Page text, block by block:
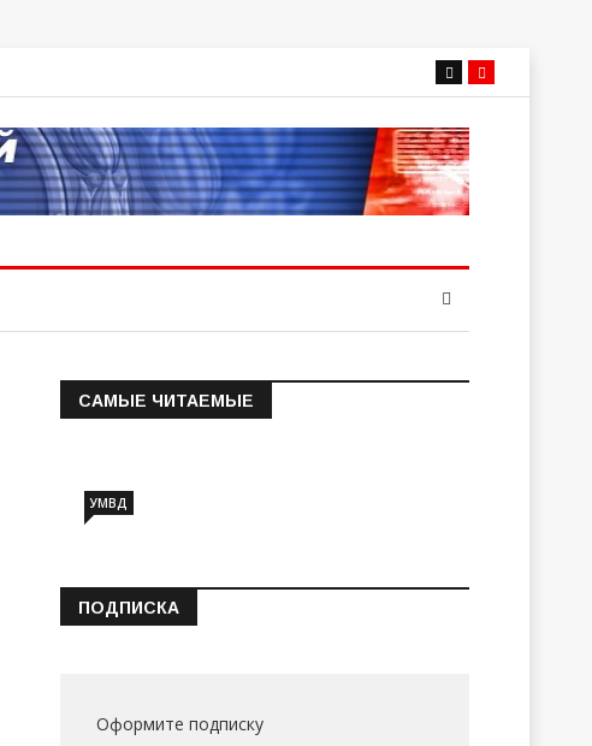
САМЫЕ ЧИТАЕМЫЕ
Информация о состоянии
УМВД
ПОДПИСКА
Оформите подписку